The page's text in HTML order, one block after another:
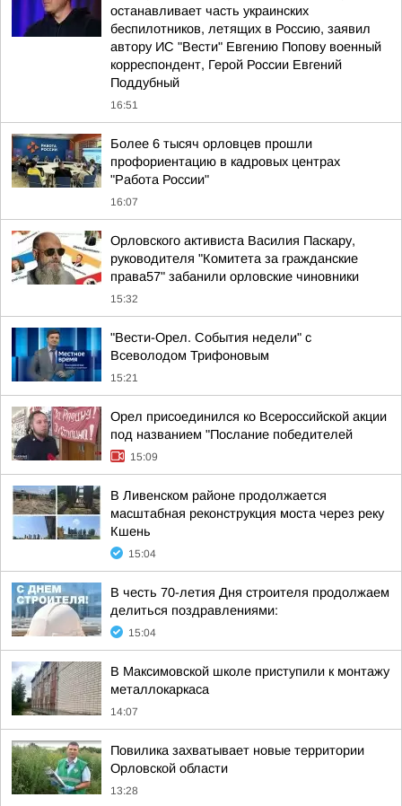
останавливает часть украинских
беспилотников, летящих в Россию, заявил
автору ИС "Вести" Евгению Попову военный
корреспондент, Герой России Евгений
Поддубный
16:51
Более 6 тысяч орловцев прошли
профориентацию в кадровых центрах
"Работа России"
16:07
Орловского активиста Василия Паскару,
руководителя "Комитета за гражданские
права57" забанили орловские чиновники
15:32
"Вести-Орел. События недели" с
Всеволодом Трифоновым
15:21
Орел присоединился ко Всероссийской акции
под названием "Послание победителей
15:09
В Ливенском районе продолжается
масштабная реконструкция моста через реку
Кшень
15:04
В честь 70-летия Дня строителя продолжаем
делиться поздравлениями:
15:04
В Максимовской школе приступили к монтажу
металлокаркаса
14:07
Повилика захватывает новые территории
Орловской области
13:28